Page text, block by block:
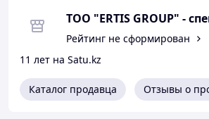
свойств защитного костюма от
ТОО
Рейтинг не сформирован
11 лет на Satu.kz
Каталог продавца Отзывы о